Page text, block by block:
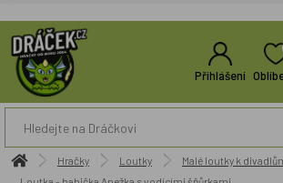
Přihlášení
Hračky Loutky
Malé loutky k